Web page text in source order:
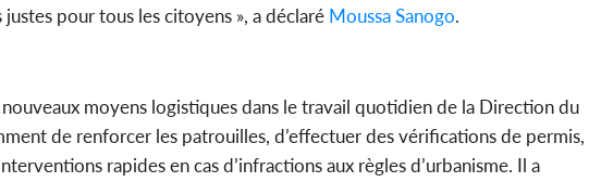
pour tous les citoyens », a déclaré Moussa Sanogo.
moyens logistiques dans le travail quotidien de la Direction du
de renforcer les patrouilles, d’effectuer des vérifications de permis,
rapides en cas d’infractions aux règles d’urbanisme. Il a